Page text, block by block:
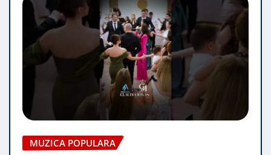
MUZICA POPULARA